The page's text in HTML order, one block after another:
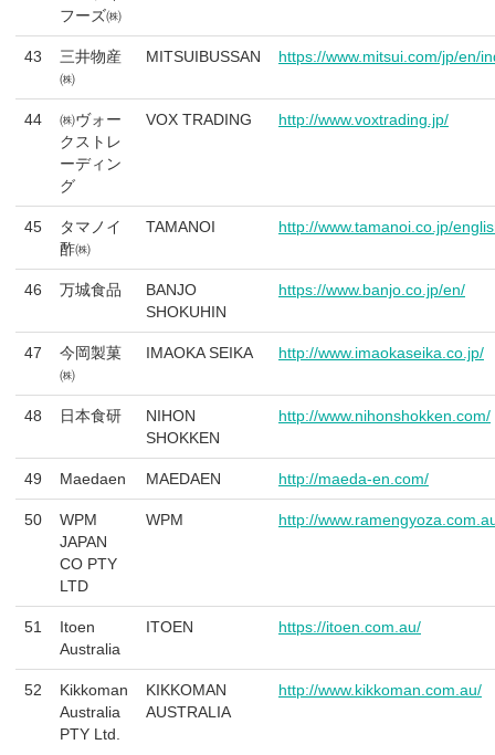
フーズ㈱
43
三井物産
㈱
MITSUIBUSSAN https://www.mitsui.com/jp/en/
44
㈱ヴォー
クストレ
ーディン
グ
VOX TRADING http://www.voxtrading.jp/
45
タマノイ
酢㈱
TAMANOI http://www.tamanoi.co.jp/
46 万城食品
BANJO
SHOKUHIN
https://www.banjo.co.jp/en/
47
今岡製菓
㈱
IMAOKA SEIKA http://www.imaokaseika.co.jp/
48 日本食研
NIHON
SHOKKEN
http://www.nihonshokken.com/
49 Maedaen MAEDAEN http://maeda-en.com/
50
WPM
JAPAN
CO PTY
LTD
WPM http://
51
Itoen
Australia
ITOEN https://itoen.com.au/
52
Kikkoman
Australia
PTY Ltd.
KIKKOMAN
AUSTRALIA
http://www.kikkoman.com.au/